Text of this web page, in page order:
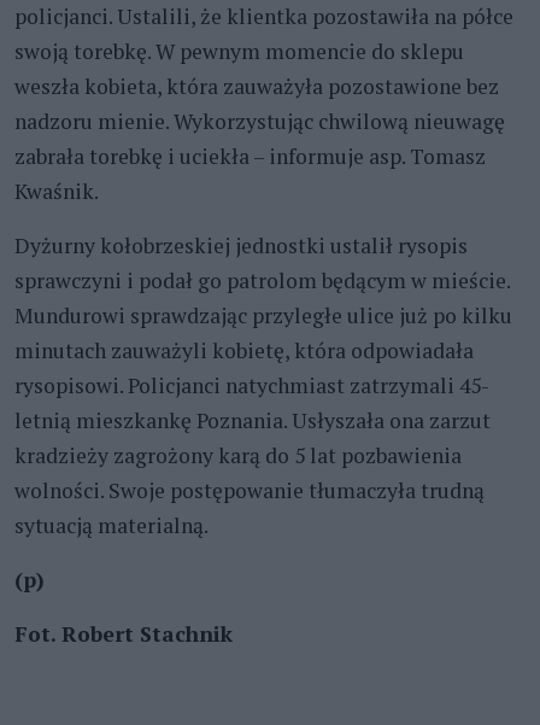
policjanci. Ustalili, że klientka pozostawiła na półce
swoją torebkę. W pewnym momencie do sklepu
weszła kobieta, która zauważyła pozostawione bez
nadzoru mienie. Wykorzystując chwilową nieuwagę
zabrała torebkę i uciekła – informuje asp. Tomasz
Kwaśnik.
Dyżurny kołobrzeskiej jednostki ustalił rysopis
sprawczyni i podał go patrolom będącym w mieście.
Mundurowi sprawdzając przyległe ulice już po kilku
minutach zauważyli kobietę, która odpowiadała
rysopisowi. Policjanci natychmiast zatrzymali 45-
letnią mieszkankę Poznania. Usłyszała ona zarzut
kradzieży zagrożony karą do 5 lat pozbawienia
wolności. Swoje postępowanie tłumaczyła trudną
sytuacją materialną.
(p)
Fot. Robert Stachnik